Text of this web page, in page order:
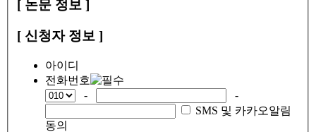
[ 논문 정보 ]
[ 신청자 정보 ]
아이디
전화번호
-
-
SMS 및 카카오알림
동의